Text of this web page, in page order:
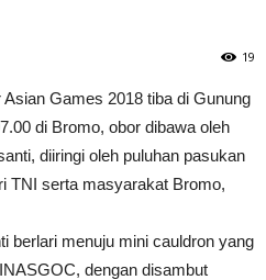
19
Games 2018 tiba di Gunung
di Bromo, obor dibawa oleh
diiringi oleh puluhan pasukan
TNI serta masyarakat Bromo,
berlari menuju mini cauldron yang
dengan disambut